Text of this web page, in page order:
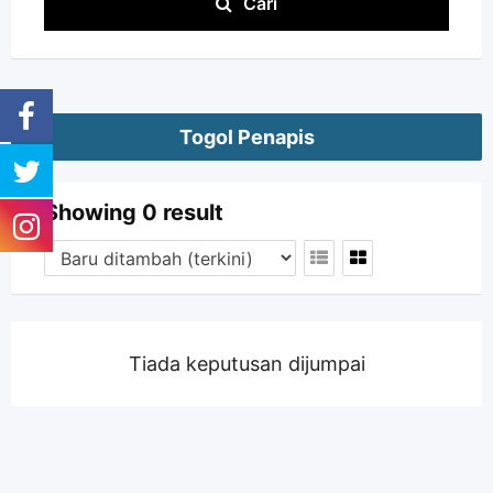
Togol Penapis
Showing 0 result
Tiada keputusan dijumpai